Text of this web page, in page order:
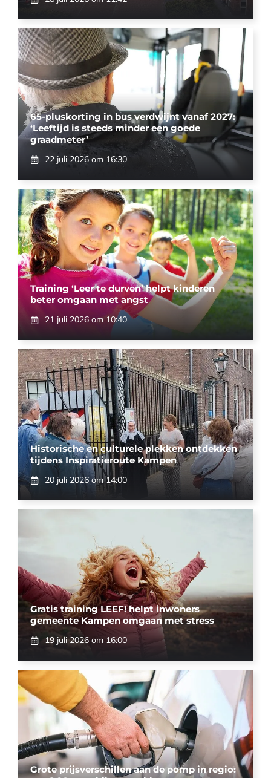
65-pluskorting in bus verdwijnt vanaf 2027:
‘Leeftijd is steeds minder een goede
graadmeter’
22 juli 2026 om 16:30
Training ‘Leer te durven’ helpt kinderen
beter omgaan met angst
21 juli 2026 om 10:40
Historische en culturele plekken ontdekken
tijdens Inspiratieroute Kampen
20 juli 2026 om 14:00
Gratis training LEEF! helpt inwoners
gemeente Kampen omgaan met stress
19 juli 2026 om 16:00
Grote prijsverschillen aan de pomp in regio: